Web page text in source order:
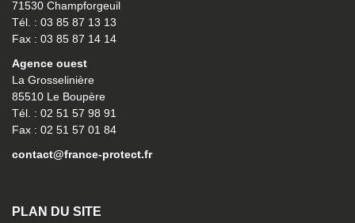
71530 Champforgeuil
Tél. : 03 85 87 13 13
Fax : 03 85 87 14 14
Agence ouest
La Grosselinière
85510 Le Boupère
Tél. : 02 51 57 98 91
Fax : 02 51 57 01 84
contact@france-protect.fr
PLAN DU SITE